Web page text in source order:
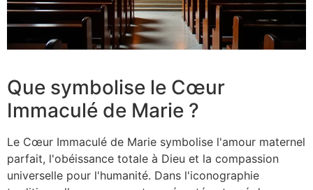
Que symbolise le Cœur
Immaculé de Marie ?
Le Cœur Immaculé de Marie symbolise l'amour maternel
parfait, l'obéissance totale à Dieu et la compassion
universelle pour l'humanité. Dans l'iconographie